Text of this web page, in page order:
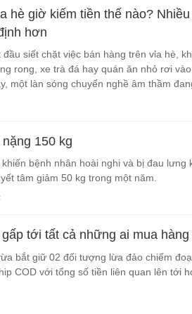
hè giờ kiếm tiền thế nào?
hơn
siết chặt việc bán hàng trên vỉa hè,
rong, xe trà đá hay quán ăn nhỏ rơi
một làn sóng chuyển nghề âm thầm
150 kg
bệnh nhân hoài nghi và bị đau lưng
tâm giảm 50 kg trong một năm.
tới tất cả những ai mua hàng
bắt giữ 02 đối tượng lừa đảo chiếm
COD với tổng số tiền liên quan lên tới